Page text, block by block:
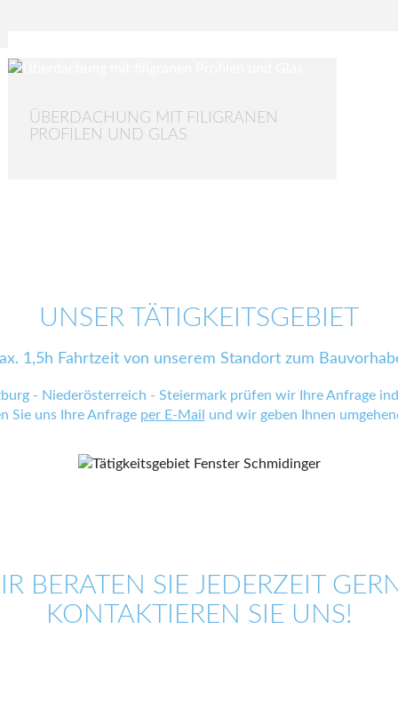
ÜBERDACHUNG MIT FILIGRANEN
PROFILEN UND GLAS
UNSER TÄTIGKEITSGEBIET
1,5h Fahrtzeit von unserem Standort zum
- Niederösterreich - Steiermark prüfen wir Ihre Anfrage
Sie uns Ihre Anfrage per E-Mail und wir geben Ihnen
BERATEN SIE JEDERZEIT
KONTAKTIEREN SIE UNS!